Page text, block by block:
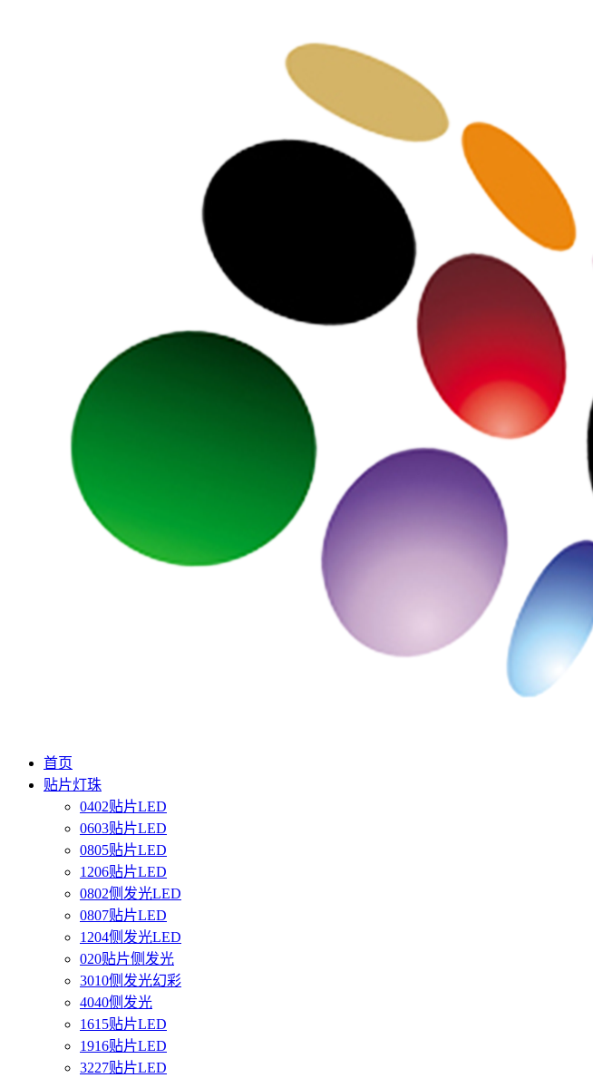
首页
贴片灯珠
0402贴片LED
0603贴片LED
0805贴片LED
1206贴片LED
0802侧发光LED
0807贴片LED
1204侧发光LED
020贴片侧发光
3010侧发光幻彩
4040侧发光
1615贴片LED
1916贴片LED
3227贴片LED